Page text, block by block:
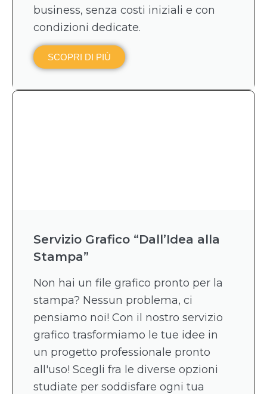
business, senza costi iniziali e con
condizioni dedicate.
SCOPRI DI PIÙ
Servizio Grafico “Dall’Idea alla
Stampa”
Non hai un file grafico pronto per la
stampa? Nessun problema, ci
pensiamo noi! Con il nostro servizio
grafico trasformiamo le tue idee in
un progetto professionale pronto
all'uso! Scegli fra le diverse opzioni
studiate per soddisfare ogni tua